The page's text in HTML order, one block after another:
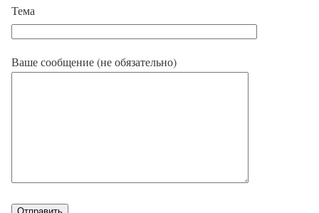
Тема
Ваше сообщение (не обязательно)